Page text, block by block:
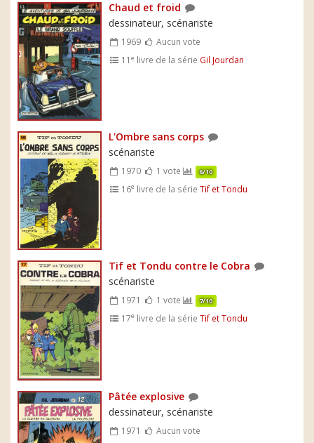
Chaud et froid
dessinateur, scénariste
1969
Aucun vote
11e livre de la série Gil Jourdan
L'Ombre sans corps
scénariste
1970 1 vote 6/10
16e livre de la sérieTif et Tondu
Tif et Tondu contre le Cobra
scénariste
1971 1 vote 7/10
17e livre de la sérieTif et Tondu
Pâtée explosive
dessinateur, scénariste
1971 Aucun vote